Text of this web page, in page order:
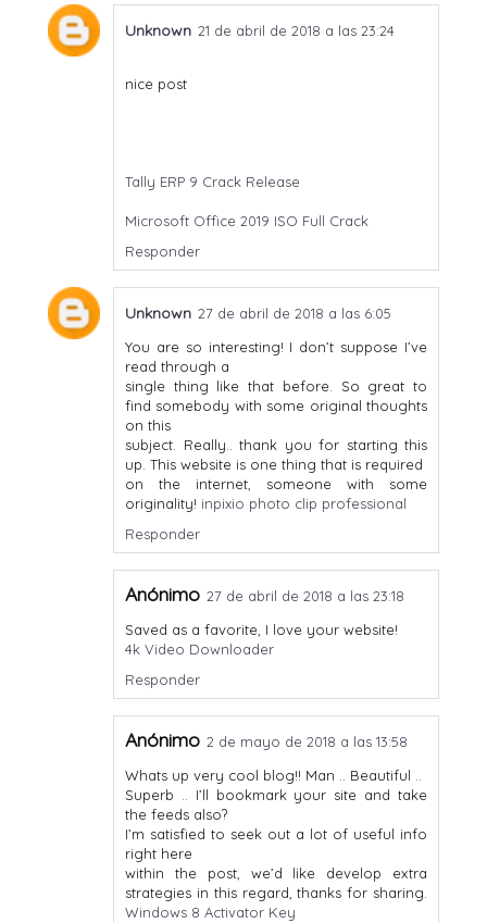
Unknown 21 de abril de 2018 a las 23:24
nice post
Tally ERP 9 Crack Release
Microsoft Office 2019 ISO Full Crack
Responder
Unknown 27 de abril de 2018 a las 6:05
You are so interesting! I don’t suppose I’ve
read through a
single thing like that before. So great to
find somebody with some original thoughts
on this
subject. Really.. thank you for starting this
up. This website is one thing that is required
on the internet, someone with some
originality! inpixio photo clip professional
Responder
Anónimo 27 de abril de 2018 a las 23:18
Saved as a favorite, I love your website!
4k Video Downloader
Responder
Anónimo 2 de mayo de 2018 a las 13:58
Whats up very cool blog!! Man .. Beautiful ..
Superb .. I’ll bookmark your site and take
the feeds also?
I’m satisfied to seek out a lot of useful info
right here
within the post, we’d like develop extra
strategies in this regard, thanks for sharing.
Windows 8 Activator Key